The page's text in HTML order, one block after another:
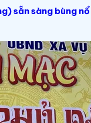
sẵn sàng bùng